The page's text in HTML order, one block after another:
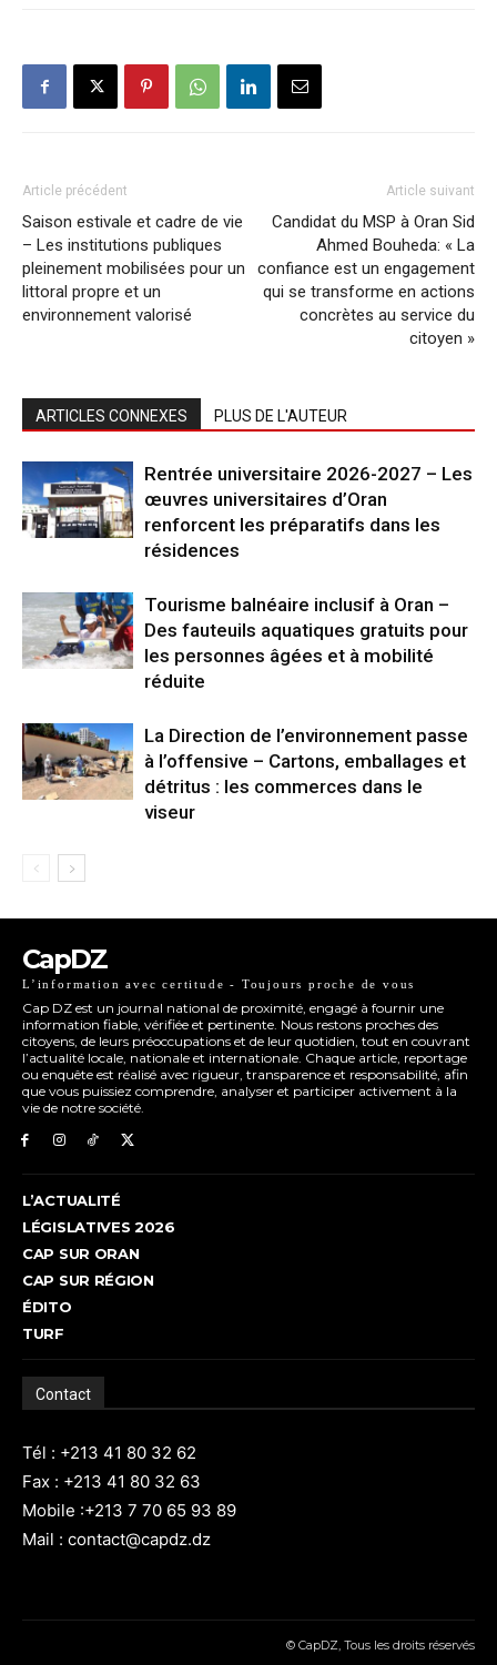
Article précédent
Saison estivale et cadre de vie
– Les institutions publiques
pleinement mobilisées pour un
littoral propre et un
environnement valorisé
Article suivant
Candidat du MSP à Oran Sid
Ahmed Bouheda: « La
confiance est un engagement
qui se transforme en actions
concrètes au service du
citoyen »
ARTICLES CONNEXES PLUS DE L'AUTEUR
Rentrée universitaire 2026-2027 – Les
œuvres universitaires d’Oran
renforcent les préparatifs dans les
résidences
Tourisme balnéaire inclusif à Oran –
Des fauteuils aquatiques gratuits pour
les personnes âgées et à mobilité
réduite
La Direction de l’environnement passe
à l’offensive – Cartons, emballages et
détritus : les commerces dans le
viseur
CapDZ
L’information avec certitude - Toujours proche de vous
Cap DZ est un journal national de proximité, engagé à fournir une
information fiable, vérifiée et pertinente. Nous restons proches des
citoyens, de leurs préoccupations et de leur quotidien, tout en couvrant
l’actualité locale, nationale et internationale. Chaque article, reportage
ou enquête est réalisé avec rigueur, transparence et responsabilité, afin
que vous puissiez comprendre, analyser et participer activement à la
vie de notre société.
L’ACTUALITÉ
LÉGISLATIVES 2026
CAP SUR ORAN
CAP SUR RÉGION
ÉDITO
TURF
Contact
Tél : +213 41 80 32 62
Fax : +213 41 80 32 63
Mobile :+213 7 70 65 93 89
Mail : contact@capdz.dz
© CapDZ, Tous les droits réservés